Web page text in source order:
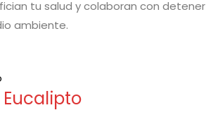
tu salud y colaboran con detener
ambiente.